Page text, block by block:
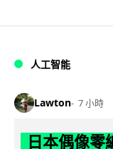
人工智能
Lawton 7 小時
日本偶像零